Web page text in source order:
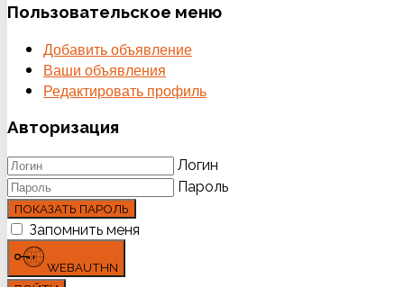
Пользовательское меню
Добавить объявление
Ваши объявления
Редактировать профиль
Авторизация
Логин
Пароль
ПОКАЗАТЬ ПАРОЛЬ
Запомнить меня
WEBAUTHN